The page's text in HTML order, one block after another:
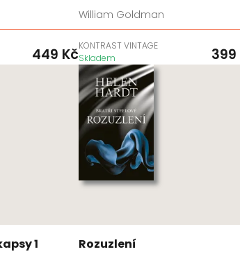
449 Kč
William Goldman
KONTRAST VINTAGE
Skladem
399
1 Rozuzlení